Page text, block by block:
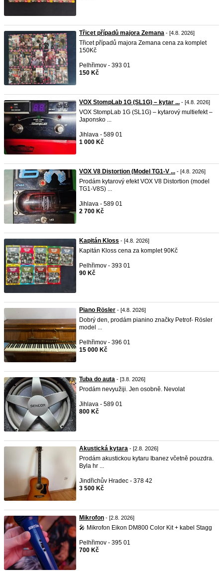
Třicet případů majora Zemana - [4.8. 2026]
Třicet případů majora Zemana cena za komplet
150Kč
Pelhřimov - 393 01
150 Kč
VOX StompLab 1G (SL1G) – kytar ... - [4.8. 2026]
VOX StompLab 1G (SL1G) – kytarový multiefekt –
Japonsko ...
Jihlava - 589 01
1 000 Kč
VOX V8 Distortion (Model TG1-V ... - [4.8. 2026]
Prodám kytarový efekt VOX V8 Distortion (model
TG1-V8S) ...
Jihlava - 589 01
2 700 Kč
Kapitán Kloss - [4.8. 2026]
Kapitán Kloss cena za komplet 90Kč
Pelhřimov - 393 01
90 Kč
Piano Rösler - [4.8. 2026]
Dobrý den, prodám pianino značky Petrof- Rösler
model ...
Pelhřimov - 396 01
15 000 Kč
Tuba do auta - [3.8. 2026]
Prodám nevyužiji. Jen osobně. Nevolat
Jihlava - 589 01
800 Kč
Akustická kytara - [2.8. 2026]
Prodám akustickou kytaru Ibanez včetně pouzdra.
Byla hr ...
Jindřichův Hradec - 378 42
3 500 Kč
Mikrofon - [2.8. 2026]
🎤 Mikrofon Eikon DM800 Color Kit + kabel Stagg
Pelhřimov - 395 01
700 Kč